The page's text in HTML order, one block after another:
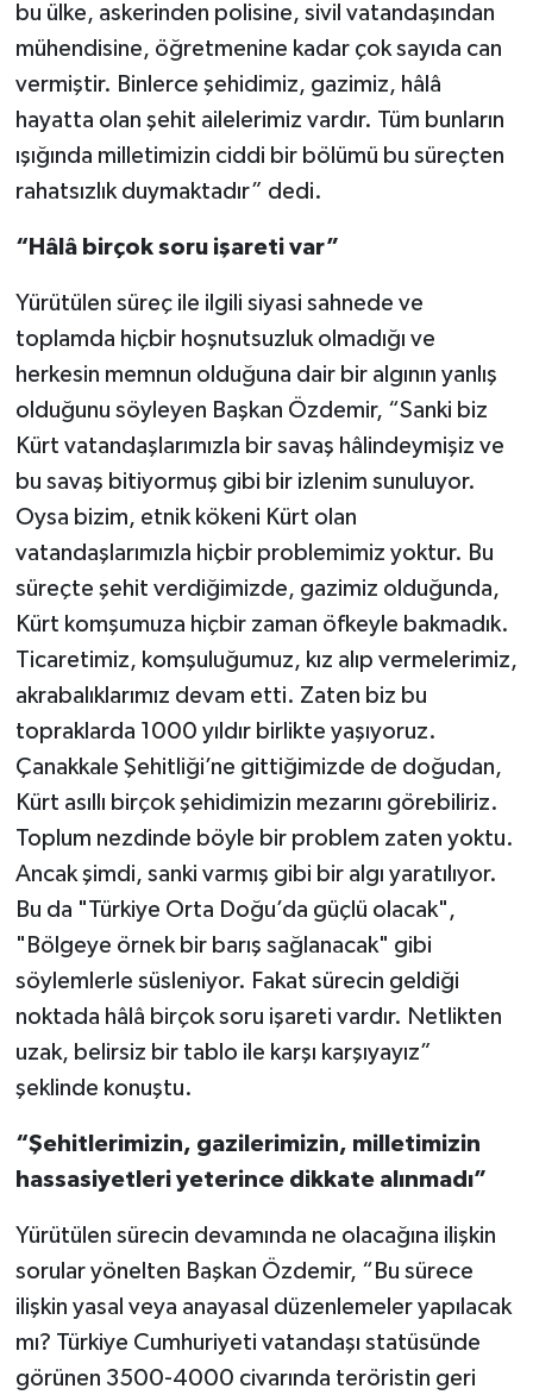
bu ülke, askerinden polisine, sivil vatandaşından
mühendisine, öğretmenine kadar çok sayıda can
vermiştir. Binlerce şehidimiz, gazimiz, hâlâ
hayatta olan şehit ailelerimiz vardır. Tüm bunların
ışığında milletimizin ciddi bir bölümü bu süreçten
rahatsızlık duymaktadır” dedi.
“Hâlâ birçok soru işareti var”
Yürütülen süreç ile ilgili siyasi sahnede ve
toplamda hiçbir hoşnutsuzluk olmadığı ve
herkesin memnun olduğuna dair bir algının yanlış
olduğunu söyleyen Başkan Özdemir, “Sanki biz
Kürt vatandaşlarımızla bir savaş hâlindeymişiz ve
bu savaş bitiyormuş gibi bir izlenim sunuluyor.
Oysa bizim, etnik kökeni Kürt olan
vatandaşlarımızla hiçbir problemimiz yoktur. Bu
süreçte şehit verdiğimizde, gazimiz olduğunda,
Kürt komşumuza hiçbir zaman öfkeyle bakmadık.
Ticaretimiz, komşuluğumuz, kız alıp vermelerimiz,
akrabalıklarımız devam etti. Zaten biz bu
topraklarda 1000 yıldır birlikte yaşıyoruz.
Çanakkale Şehitliği’ne gittiğimizde de doğudan,
Kürt asıllı birçok şehidimizin mezarını görebiliriz.
Toplum nezdinde böyle bir problem zaten yoktu.
Ancak şimdi, sanki varmış gibi bir algı yaratılıyor.
Bu da "Türkiye Orta Doğu’da güçlü olacak",
"Bölgeye örnek bir barış sağlanacak" gibi
söylemlerle süsleniyor. Fakat sürecin geldiği
noktada hâlâ birçok soru işareti vardır. Netlikten
uzak, belirsiz bir tablo ile karşı karşıyayız”
şeklinde konuştu.
“Şehitlerimizin, gazilerimizin, milletimizin
hassasiyetleri yeterince dikkate alınmadı”
Yürütülen sürecin devamında ne olacağına ilişkin
sorular yönelten Başkan Özdemir, “Bu sürece
ilişkin yasal veya anayasal düzenlemeler yapılacak
mı? Türkiye Cumhuriyeti vatandaşı statüsünde
görünen 3500-4000 civarında teröristin geri